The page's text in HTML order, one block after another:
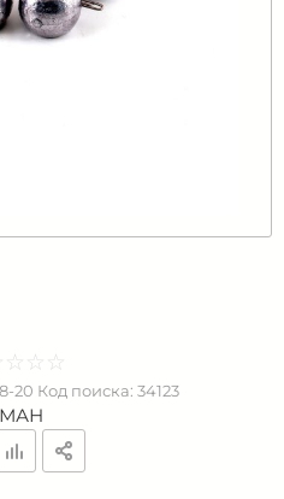
☆ ☆ ☆
★ ★ ★
20 Код поиска: 34123